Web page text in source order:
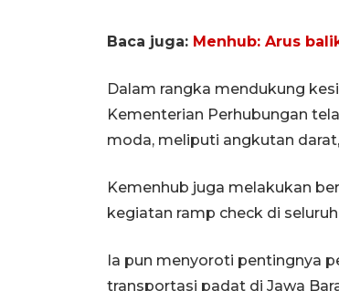
Baca juga: Menhub: Arus
Dalam rangka mendukung
Kementerian Perhubungan
moda, meliputi angkutan
Kemenhub juga melakukan
kegiatan ramp check di
Ia pun menyoroti pentingnya
transportasi padat di Jawa